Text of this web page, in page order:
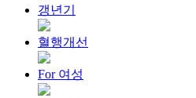
갱년기
혈행개선
For 여성